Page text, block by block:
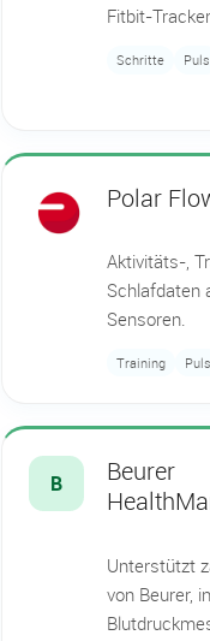
Fitbit-
Schritte Puls
Polar
Aktivitäts-,
Schlafdaten
Sensoren.
Training Puls
B
Beurer
Unterstützt
von Beurer,